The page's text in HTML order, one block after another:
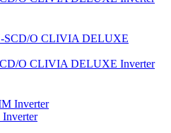
O CLIVIA DELUXE Inverter